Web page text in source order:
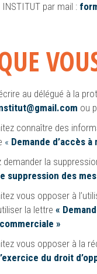
INSTITUT par mail :
au délégué à la
ou
connaître des
« Demande d’accès
demander la
suppression des
vous opposer à
la lettre «
»
vous opposer à la
du droit